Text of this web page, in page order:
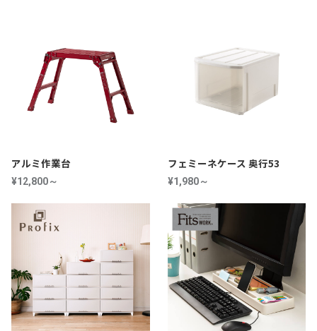
アルミ作業台
¥12,800～
フェミーネケース 奥行53
¥1,980～